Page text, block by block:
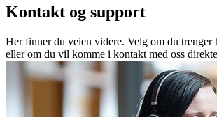
Kontakt og support
Her finner du veien videre. Velg om du trenger
eller om du vil komme i kontakt med oss